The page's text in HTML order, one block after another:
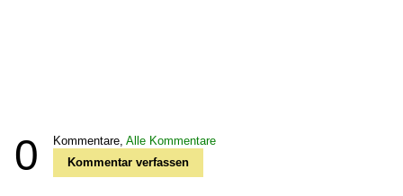
0 Kommentare, Alle Kommentare
Kommentar verfassen